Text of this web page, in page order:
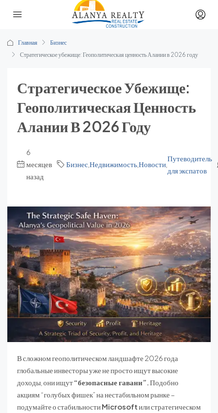
Главная
Бизнес
Стратегическое убежище: Геополитическая ценность Алании в 2026 году
Стратегическое Убежище:
Геополитическая Ценность
Алании В 2026 Году
6
месяцев
назад
Бизнес НедвижимостьНовости
Путеводитель
для экспатов
В сложном геополитическом ландшафте 2026 года
глобальные инвесторы уже не просто ищут высокие
доходы, они ищут“безопасные гавани”.Подобно
акциям “голубых фишек” на нестабильном рынке –
подумайте о стабильностиMicrosoftили стратегическом